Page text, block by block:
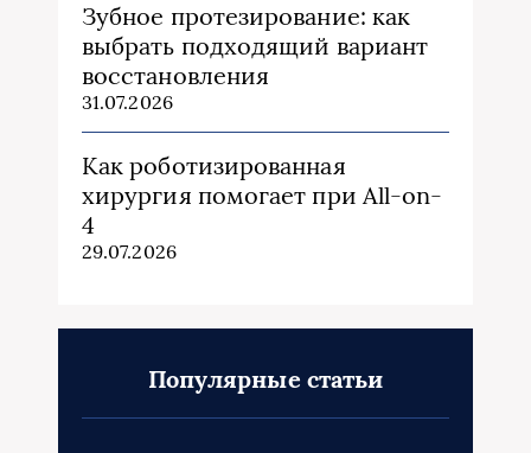
Зубное протезирование: как
выбрать подходящий вариант
восстановления
31.07.2026
Как роботизированная
хирургия помогает при All-on-
4
29.07.2026
Популярные статьи